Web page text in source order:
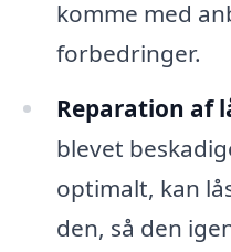
komme med
forbedringer.
Reparation af
blevet
optimalt, kan
den, så den